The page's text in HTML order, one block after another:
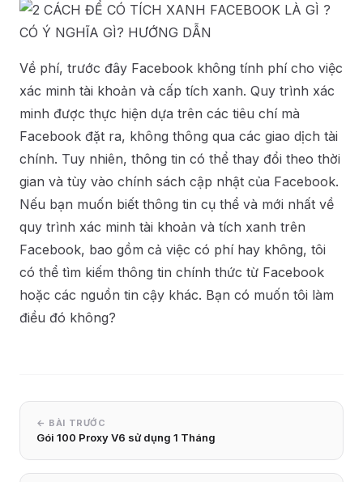
Về phí, trước đây Facebook không tính phí cho việc
xác minh tài khoản và cấp tích xanh. Quy trình xác
minh được thực hiện dựa trên các tiêu chí mà
Facebook đặt ra, không thông qua các giao dịch tài
chính. Tuy nhiên, thông tin có thể thay đổi theo thời
gian và tùy vào chính sách cập nhật của Facebook.
Nếu bạn muốn biết thông tin cụ thể và mới nhất về
quy trình xác minh tài khoản và tích xanh trên
Facebook, bao gồm cả việc có phí hay không, tôi
có thể tìm kiếm thông tin chính thức từ Facebook
hoặc các nguồn tin cậy khác. Bạn có muốn tôi làm
điều đó không?
← BÀI TRƯỚC
Gói 100 Proxy V6 sử dụng 1 Tháng